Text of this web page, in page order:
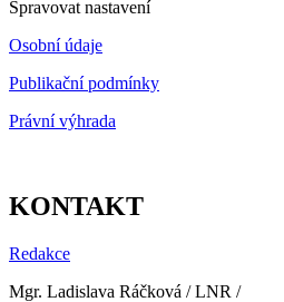
Spravovat nastavení
Osobní údaje
Publikační podmínky
Právní výhrada
KONTAKT
Redakce
Mgr. Ladislava Ráčková / LNR /